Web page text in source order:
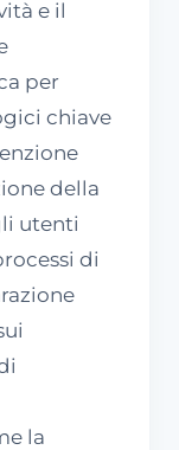
e il
per
chiave
della
utenti
di
la